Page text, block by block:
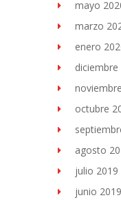
mayo
marzo
enero
diciembre
octubre
agosto
julio 2019
junio 2019